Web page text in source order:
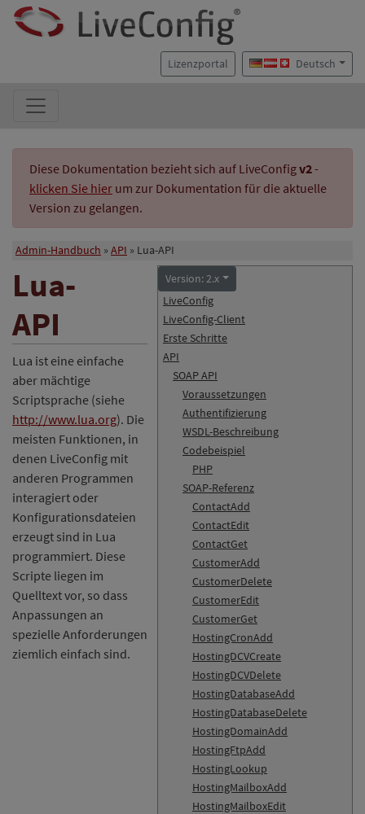
Lizenzportal Deutsch
Diese Dokumentation bezieht sich auf LiveConfigv2-
klicken Sie hier um zur Dokumentation für die aktuelle
Version zu gelangen.
Admin-Handbuch API Lua-API
Version: 2.x
LiveConfig
LiveConfig-Client
Erste Schritte
API
SOAP API
Voraussetzungen
Authentifizierung
WSDL-Beschreibung
Codebeispiel
PHP
SOAP-Referenz
ContactAdd
ContactEdit
ContactGet
CustomerAdd
CustomerDelete
CustomerEdit
CustomerGet
HostingCronAdd
HostingDCVCreate
HostingDCVDelete
HostingDatabaseAdd
HostingDatabaseDelete
HostingDomainAdd
HostingFtpAdd
HostingLookup
HostingMailboxAdd
HostingMailboxEdit
Lua-
API
Lua ist eine einfache
aber mächtige
Scriptsprache (siehe
http://www.lua.org). Die
meisten Funktionen, in
denen LiveConfig mit
anderen Programmen
interagiert oder
Konfigurationsdateien
erzeugt sind in Lua
programmiert. Diese
Scripte liegen im
Quelltext vor, so dass
Anpassungen an
spezielle Anforderungen
ziemlich einfach sind.